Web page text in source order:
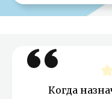
Когда